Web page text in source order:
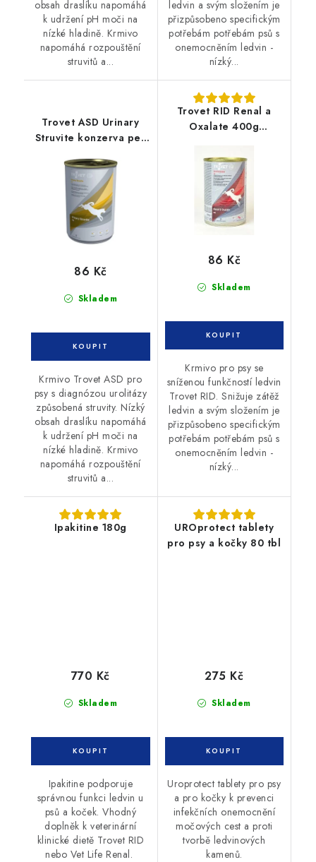
obsah draslíku napomáhá
k udržení pH moči na
nízké hladině. Krmivo
napomáhá rozpouštění
struvitů a...
ledvin a svým složením je
přizpůsobeno specifickým
potřebám potřebám psů s
onemocněním ledvin -
nízký...
Trovet ASD Urinary
Struvite konzerva pes
Skladem
86 Kč
Krmivo Trovet ASD pro
psy s diagnózou urolitázy
způsobená struvity. Nízký
obsah draslíku napomáhá
k udržení pH moči na
nízké hladině. Krmivo
napomáhá rozpouštění
struvitů a...
Trovet RID Renal a
Oxalate 400g
Skladem
86 Kč
Krmivo pro psy se
sníženou funkčností ledvin
Trovet RID. Snižuje zátěž
ledvin a svým složením je
přizpůsobeno specifickým
potřebám potřebám psů s
onemocněním ledvin -
nízký...
Ipakitine 180g
Skladem
770 Kč
Ipakitine podporuje
správnou funkci ledvin u
psů a koček. Vhodný
doplněk k veterinární
klinické dietě Trovet RID
nebo Vet Life Renal.
UROprotect tablety
pro psy a kočky 80 tbl
Skladem
275 Kč
Uroprotect tablety pro psy
a pro kočky k prevenci
infekčních onemocnění
močových cest a proti
tvorbě ledvinových
kamenů.